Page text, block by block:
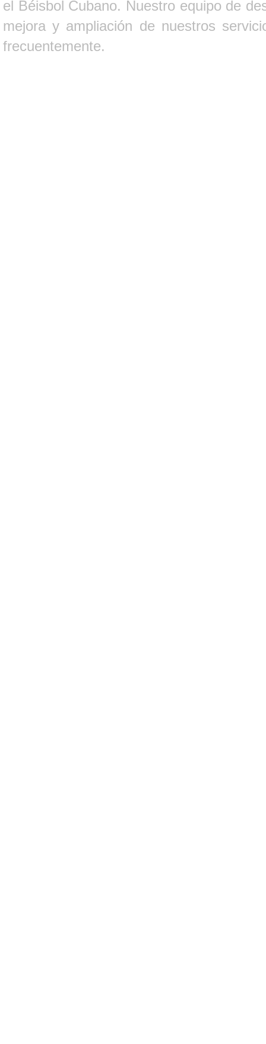
el Béisbol Cubano. Nuestro equipo de
mejora y ampliación de nuestros
frecuentemente.